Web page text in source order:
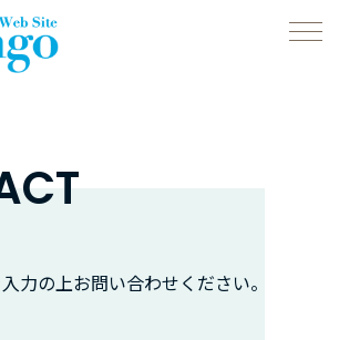
力の上お問い合わせください。